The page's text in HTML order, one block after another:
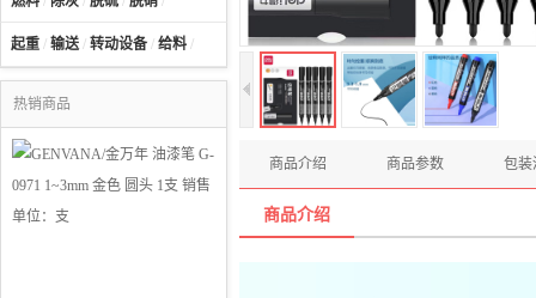
起重 / 输送/ 转动设备 / 给料 /
热销商品
商品介绍 商品参数 包装
商品介绍